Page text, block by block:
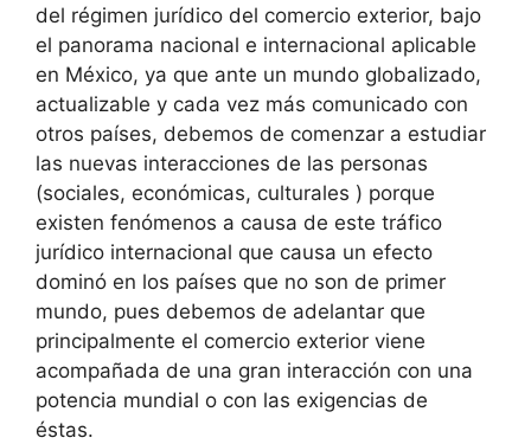
del régimen jurídico del comercio exterior, bajo
el panorama nacional e internacional aplicable
en México, ya que ante un mundo globalizado,
actualizable y cada vez más comunicado con
otros países, debemos de comenzar a estudiar
las nuevas interacciones de las personas
(sociales, económicas, culturales ) porque
existen fenómenos a causa de este tráfico
jurídico internacional que causa un efecto
dominó en los países que no son de primer
mundo, pues debemos de adelantar que
principalmente el comercio exterior viene
acompañada de una gran interacción con una
potencia mundial o con las exigencias de
éstas.